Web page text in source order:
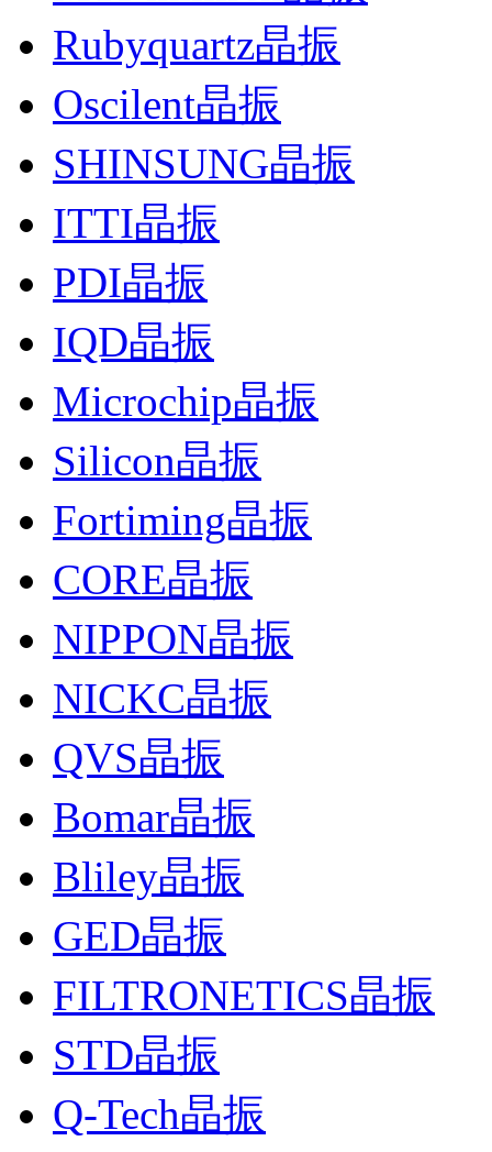
Rubyquartz晶振
Oscilent晶振
SHINSUNG晶振
ITTI晶振
PDI晶振
IQD晶振
Microchip晶振
Silicon晶振
Fortiming晶振
CORE晶振
NIPPON晶振
NICKC晶振
QVS晶振
Bomar晶振
Bliley晶振
GED晶振
FILTRONETICS晶振
STD晶振
Q-Tech晶振